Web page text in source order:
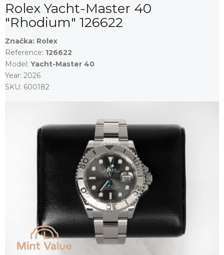
Rolex Yacht-Master 40
"Rhodium" 126622
Značka: Rolex
Reference: 126622
Model: Yacht-Master 40
Year: 2026
SKU: 600182